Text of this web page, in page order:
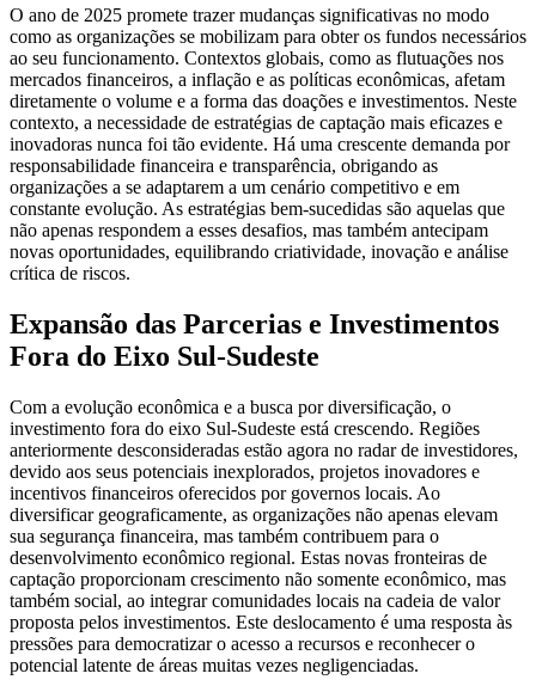
O ano de 2025 promete trazer mudanças significativas no modo
como as organizações se mobilizam para obter os fundos necessários
ao seu funcionamento. Contextos globais, como as flutuações nos
mercados financeiros, a inflação e as políticas econômicas, afetam
diretamente o volume e a forma das doações e investimentos. Neste
contexto, a necessidade de estratégias de captação mais eficazes e
inovadoras nunca foi tão evidente. Há uma crescente demanda por
responsabilidade financeira e transparência, obrigando as
organizações a se adaptarem a um cenário competitivo e em
constante evolução. As estratégias bem-sucedidas são aquelas que
não apenas respondem a esses desafios, mas também antecipam
novas oportunidades, equilibrando criatividade, inovação e análise
crítica de riscos.
Expansão das Parcerias e Investimentos
Fora do Eixo Sul-Sudeste
Com a evolução econômica e a busca por diversificação, o
investimento fora do eixo Sul-Sudeste está crescendo. Regiões
anteriormente desconsideradas estão agora no radar de investidores,
devido aos seus potenciais inexplorados, projetos inovadores e
incentivos financeiros oferecidos por governos locais. Ao
diversificar geograficamente, as organizações não apenas elevam
sua segurança financeira, mas também contribuem para o
desenvolvimento econômico regional. Estas novas fronteiras de
captação proporcionam crescimento não somente econômico, mas
também social, ao integrar comunidades locais na cadeia de valor
proposta pelos investimentos. Este deslocamento é uma resposta às
pressões para democratizar o acesso a recursos e reconhecer o
potencial latente de áreas muitas vezes negligenciadas.